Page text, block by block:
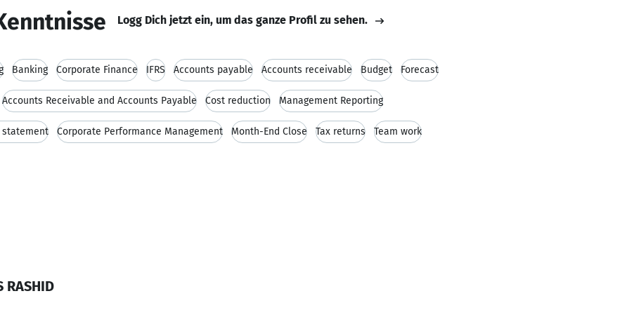
Logg Dich jetzt ein, um das ganze Profil zu sehen.
Banking Corporate Finance IFRS Accounts payable Accounts receivable Budget Forecast
Accounts Receivable and Accounts Payable Cost reduction Management Reporting
statement Corporate Performance Management Month-End Close Tax returns Team work